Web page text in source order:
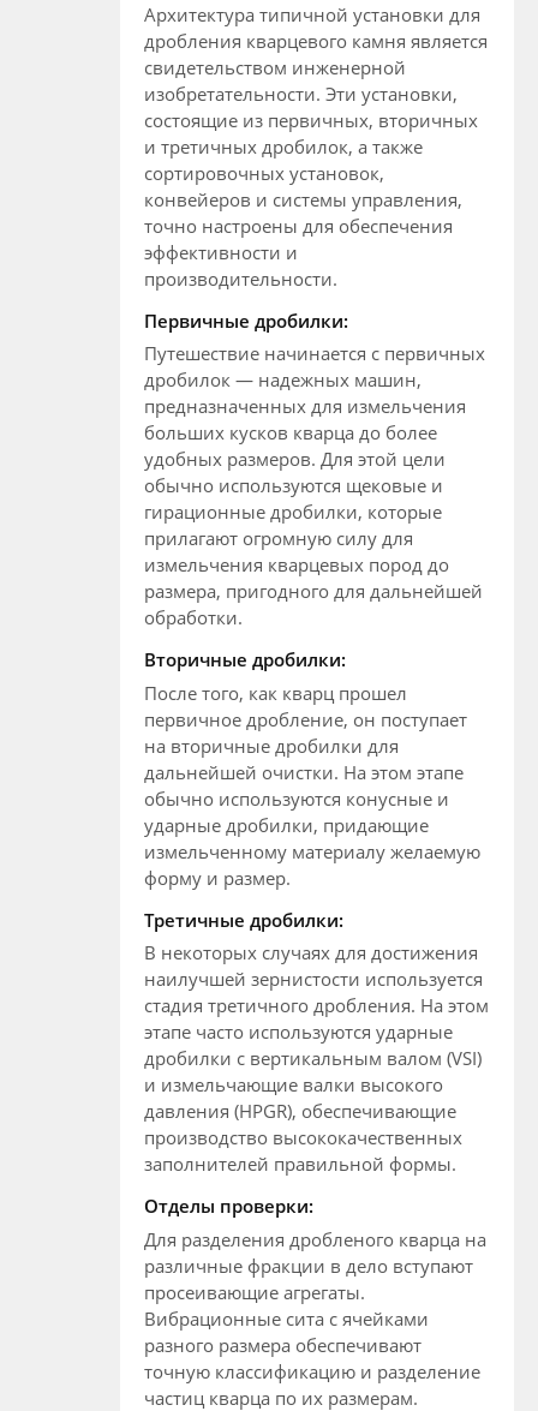
Архитектура типичной установки для
дробления кварцевого камня является
свидетельством инженерной
изобретательности. Эти установки,
состоящие из первичных, вторичных
и третичных дробилок, а также
сортировочных установок,
конвейеров и системы управления,
точно настроены для обеспечения
эффективности и
производительности.
Первичные дробилки:
Путешествие начинается с первичных
дробилок — надежных машин,
предназначенных для измельчения
больших кусков кварца до более
удобных размеров. Для этой цели
обычно используются щековые и
гирационные дробилки, которые
прилагают огромную силу для
измельчения кварцевых пород до
размера, пригодного для дальнейшей
обработки.
Вторичные дробилки:
После того, как кварц прошел
первичное дробление, он поступает
на вторичные дробилки для
дальнейшей очистки. На этом этапе
обычно используются конусные и
ударные дробилки, придающие
измельченному материалу желаемую
форму и размер.
Третичные дробилки:
В некоторых случаях для достижения
наилучшей зернистости используется
стадия третичного дробления. На этом
этапе часто используются ударные
дробилки с вертикальным валом (VSI)
и измельчающие валки высокого
давления (HPGR), обеспечивающие
производство высококачественных
заполнителей правильной формы.
Отделы проверки:
Для разделения дробленого кварца на
различные фракции в дело вступают
просеивающие агрегаты.
Вибрационные сита с ячейками
разного размера обеспечивают
точную классификацию и разделение
частиц кварца по их размерам.